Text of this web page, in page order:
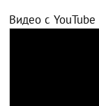
Видео с